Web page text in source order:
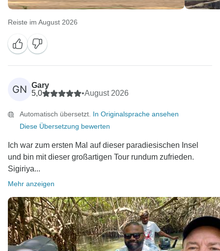
Reiste im August 2026
GN Gary
5,0
•August 2026
Automatisch übersetzt. In Originalsprache ansehen
Diese Übersetzung bewerten
Ich war zum ersten Mal auf dieser paradiesischen Insel
und bin mit dieser großartigen Tour rundum zufrieden.
Sigiriya...
Mehr anzeigen